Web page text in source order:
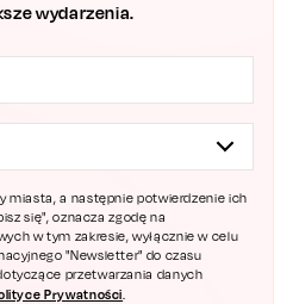
wydarzenia.
miasta, a następnie potwierdzenie ich
się", oznacza zgodę na
w tym zakresie, wyłącznie w celu
"Newsletter" do czasu
przetwarzania danych
Prywatności.